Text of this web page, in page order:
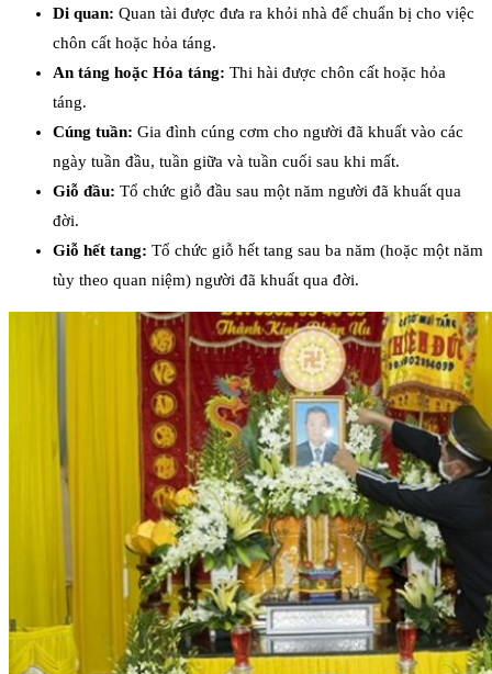
Di quan: Quan tài được đưa ra khỏi nhà để chuẩn bị cho việc
chôn cất hoặc hỏa táng.
An táng hoặc Hỏa táng: Thi hài được chôn cất hoặc hỏa
táng.
Cúng tuần: Gia đình cúng cơm cho người đã khuất vào các
ngày tuần đầu, tuần giữa và tuần cuối sau khi mất.
Giỗ đầu: Tổ chức giỗ đầu sau một năm người đã khuất qua
đời.
Giỗ hết tang: Tổ chức giỗ hết tang sau ba năm (hoặc một năm
tùy theo quan niệm) người đã khuất qua đời.